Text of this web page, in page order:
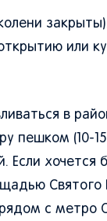
или
в
пешком (10-
хочется
с метро